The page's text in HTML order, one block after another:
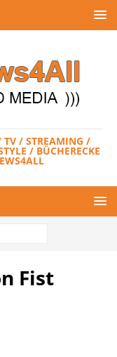
/ STREAMING /
/ BÜCHERECKE
Fist